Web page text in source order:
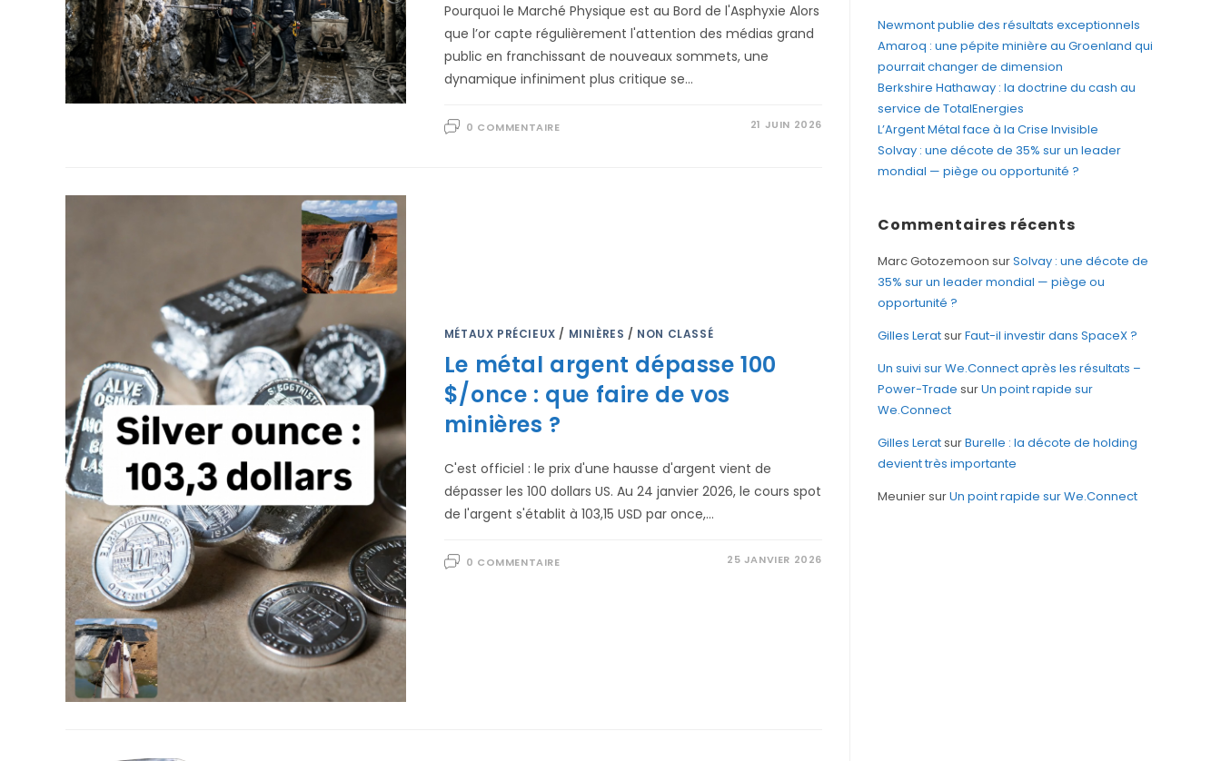
Pourquoi le Marché Physique est au Bord de l'Asphyxie Alors
que l’or capte régulièrement l'attention des médias grand
public en franchissant de nouveaux sommets, une
dynamique infiniment plus critique se…
0 COMMENTAIRE 21 JUIN 2026
MÉTAUX PRÉCIEUX / MINIÈRES / NON CLASSÉ
Le métal argent dépasse 100
$/once : que faire de vos
minières ?
C'est officiel : le prix d'une hausse d'argent vient de
dépasser les 100 dollars US. Au 24 janvier 2026, le cours spot
de l'argent s'établit à 103,15 USD par once,…
0 COMMENTAIRE 25 JANVIER 2026
Newmont publie des résultats exceptionnels
Amaroq : une pépite minière au Groenland qui
pourrait changer de dimension
Berkshire Hathaway : la doctrine du cash au
service de TotalEnergies
L’Argent Métal face à la Crise Invisible
Solvay : une décote de 35% sur un leader
mondial — piège ou opportunité ?
Commentaires récents
Marc Gotozemoon surSolvay : une décote de
35% sur un leader mondial — piège ou
opportunité ?
Gilles LeratsurFaut-il investir dans SpaceX ?
Un suivi sur We.Connect après les résultats –
Power-Trade surUn point rapide sur
We.Connect
Gilles LeratsurBurelle : la décote de holding
devient très importante
MeuniersurUn point rapide sur We.Connect